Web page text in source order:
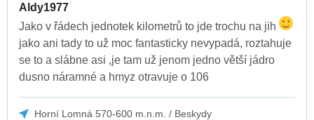
Aldy1977
Jako v řádech jednotek kilometrů to jde trochu na jih
jako ani tady to už moc fantasticky nevypadá, roztahuje
se to a slábne asi ,je tam už jenom jedno větší jádro
dusno náramné a hmyz otravuje o 106
Horní Lomná 570-600 m.n.m. / Beskydy